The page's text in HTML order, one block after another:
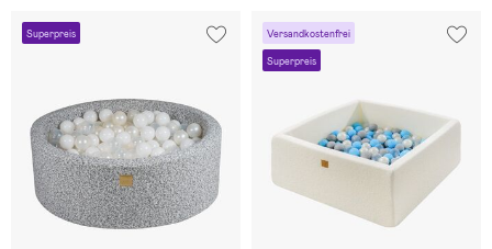
Superpreis Versandkostenfrei
Superpreis